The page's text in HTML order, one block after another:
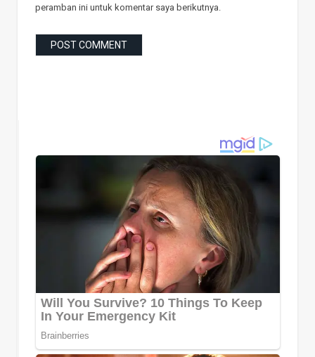
peramban ini untuk komentar saya berikutnya.